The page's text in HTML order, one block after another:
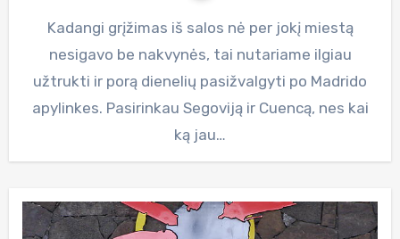
Kadangi grįžimas iš salos nė per jokį miestą
nesigavo be nakvynės, tai nutariame ilgiau
užtrukti ir porą dienelių pasižvalgyti po Madrido
apylinkes. Pasirinkau Segoviją ir Cuencą, nes kai
ką jau…